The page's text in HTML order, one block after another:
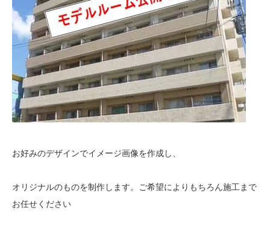
お好みのデザインでイメージ画像を作成し、
オリジナルのものを制作します。ご希望によりもちろん施工まで
お任せください